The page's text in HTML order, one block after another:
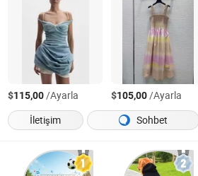
$115,00/Ayarla $105,00/Ayarla
İletişim
Sohbet